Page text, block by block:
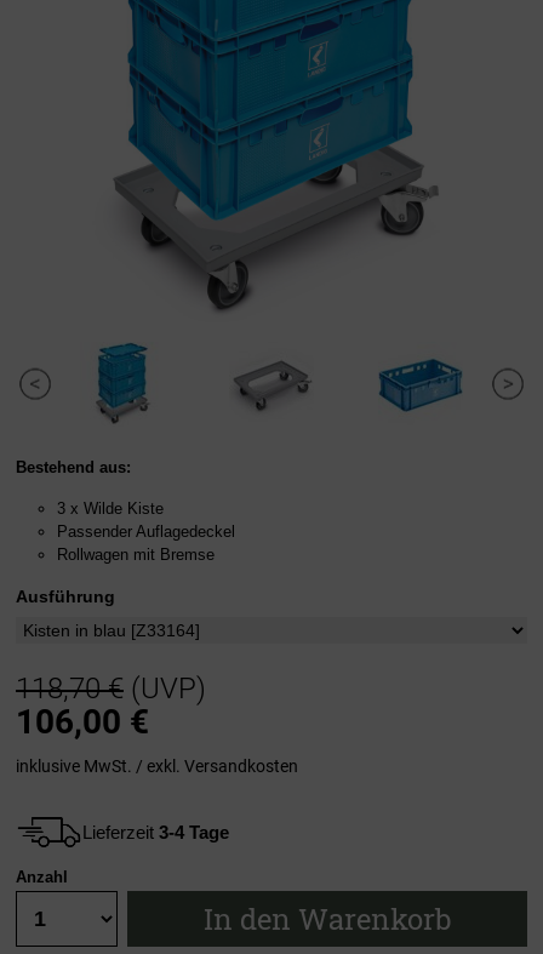
Bestehend aus:
3 x Wilde Kiste
Passender Auflagedeckel
Rollwagen mit Bremse
Ausführung
118,70 € (UVP)
106,00 €
inklusive MwSt. / exkl. Versandkosten
Lieferzeit 3-4 Tage
Anzahl
In den Warenkorb